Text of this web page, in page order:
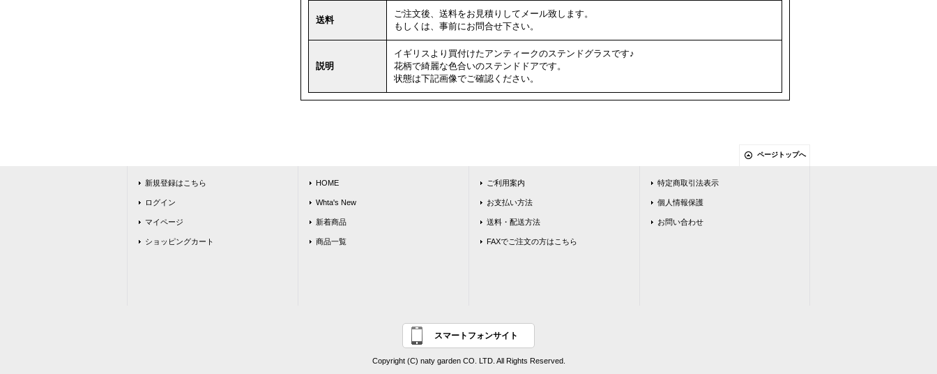
送料
ご注文後、送料をお見積りしてメール致します。
もしくは、事前にお問合せ下さい。
説明
イギリスより買付けたアンティークのステンドグラスです♪
花柄で綺麗な色合いのステンドドアです。
状態は下記画像でご確認ください。
ページトップへ
新規登録はこちら
ログイン
マイページ
ショッピングカート
HOME
Whta's New
新着商品
商品一覧
ご利用案内
お支払い方法
送料・配送方法
FAXでご注文の方はこちら
特定商取引法表示
個人情報保護
お問い合わせ
スマートフォンサイト
Copyright (C) naty garden CO. LTD. All Rights Reserved.